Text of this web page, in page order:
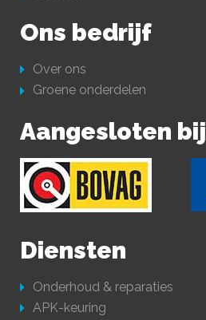
Ons bedrijf
Over ons
Groene onderdelen
Aangesloten bij
Diensten
Onderhoud & reparaties
APK-keuring